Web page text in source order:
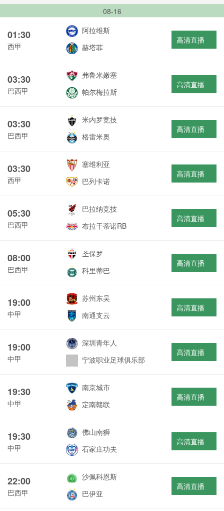
08-16
01:30
西甲
阿拉维斯
赫塔菲
高清直播
03:30
巴西甲
弗鲁米嫩塞
帕尔梅拉斯
高清直播
03:30
巴西甲
米内罗竞技
格雷米奥
高清直播
03:30
西甲
塞维利亚
巴列卡诺
高清直播
05:30
巴西甲
巴拉纳竞技
布拉干蒂诺RB
高清直播
08:00
巴西甲
圣保罗
科里蒂巴
高清直播
19:00
中甲
苏州东吴
南通支云
高清直播
19:00
中甲
深圳青年人
宁波职业足球俱乐部
高清直播
19:30
中甲
南京城市
定南赣联
高清直播
19:30
中甲
佛山南狮
石家庄功夫
高清直播
22:00
巴西甲
沙佩科恩斯
巴伊亚
高清直播